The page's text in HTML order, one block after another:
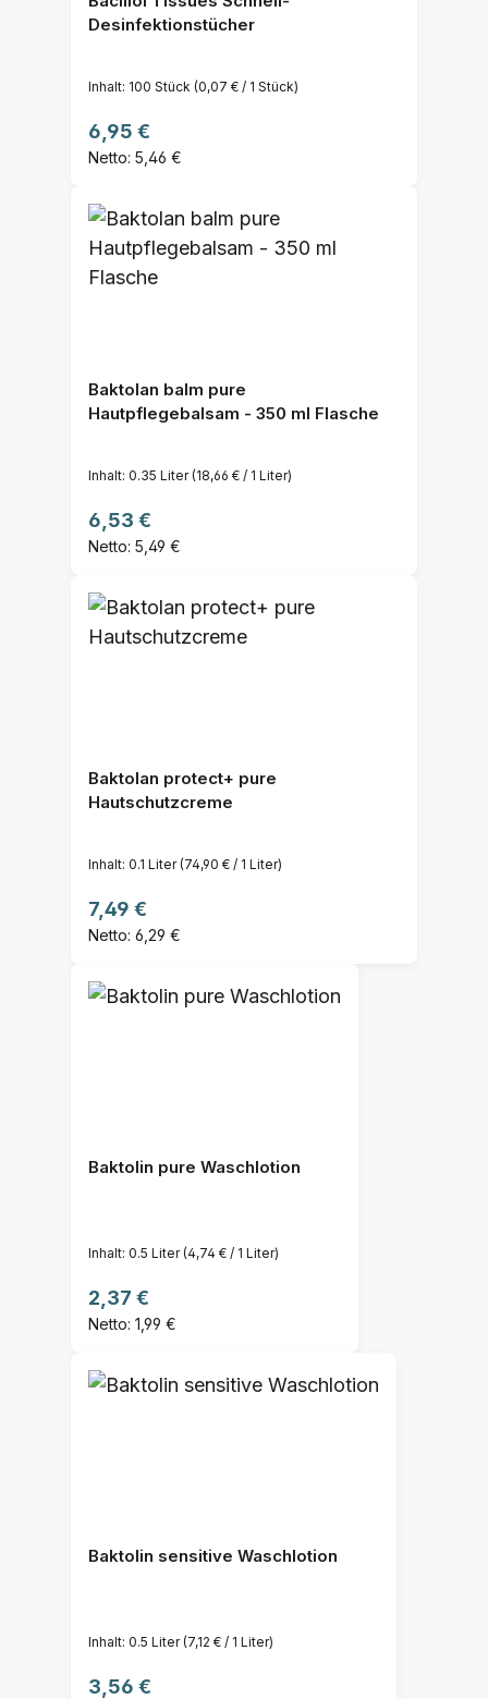
Desinfektionstücher
Inhalt: 100 Stück (0,07 € / 1 Stück)
Regulärer Preis:
6,95 €
Netto: 5,46 €
Baktolan balm pure
Hautpflegebalsam - 350 ml Flasche
Inhalt: 0.35 Liter(18,66 € / 1 Liter)
Regulärer Preis:
6,53 €
Netto: 5,49 €
Baktolan protect+ pure
Hautschutzcreme
Inhalt: 0.1 Liter(74,90 € / 1 Liter)
Regulärer Preis:
7,49 €
Netto: 6,29 €
Baktolin pure Waschlotion
Inhalt: 0.5 Liter(4,74 € / 1 Liter)
Regulärer Preis:
2,37 €
Netto: 1,99 €
Baktolin sensitive Waschlotion
Inhalt: 0.5 Liter(7,12 € / 1 Liter)
Regulärer Preis:
3,56 €